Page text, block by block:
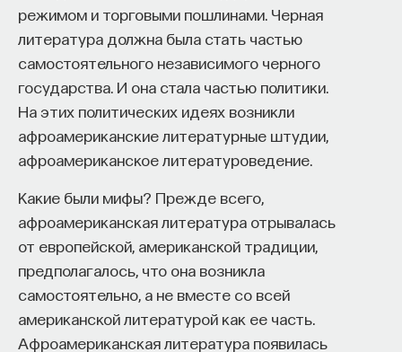
режимом и торговыми пошлинами. Черная
литература должна была стать частью
самостоятельного независимого черного
государства. И она стала частью политики.
На этих политических идеях возникли
афроамериканские литературные штудии,
афроамериканское литературоведение.
Какие были мифы? Прежде всего,
афроамериканская литература отрывалась
от европейской, американской традиции,
предполагалось, что она возникла
самостоятельно, а не вместе со всей
американской литературой как ее часть.
Афроамериканская литература появилась